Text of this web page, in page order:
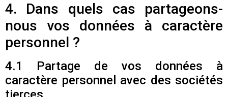
4. Dans quels cas partageons-
nous vos données à caractère
personnel ?
4.1 Partage de vos données à
caractère personnel avec des sociétés